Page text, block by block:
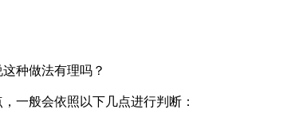
种做法有理吗？
一般会依照以下几点进行判断：